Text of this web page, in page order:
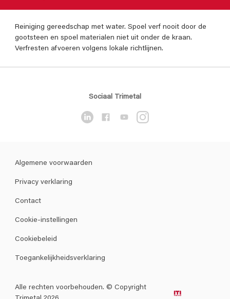
Reiniging gereedschap met water. Spoel verf nooit door de
gootsteen en spoel materialen niet uit onder de kraan.
Verfresten afvoeren volgens lokale richtlijnen.
Sociaal Trimetal
Algemene voorwaarden
Privacy verklaring
Contact
Cookie-instellingen
Cookiebeleid
Toegankelijkheidsverklaring
Alle rechten voorbehouden. © Copyright